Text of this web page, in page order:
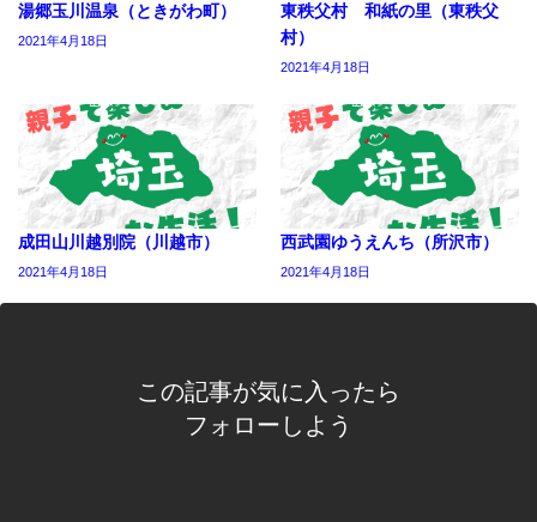
湯郷玉川温泉（ときがわ町）
2021年4月18日
東秩父村 和紙の里（東秩父
村）
2021年4月18日
成田山川越別院（川越市）
2021年4月18日
西武園ゆうえんち（所沢市）
2021年4月18日
この記事が気に入ったら
フォローしよう